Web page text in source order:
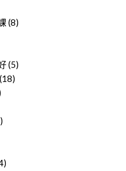
(8)
(5)
(18)